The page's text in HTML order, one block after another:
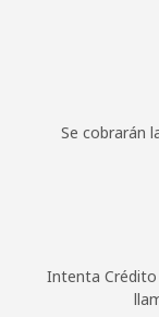
Se cobrarán
Intenta Crédito